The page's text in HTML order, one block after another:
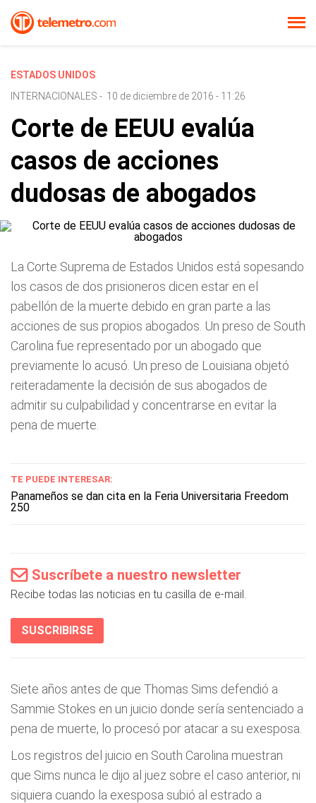
ESTADOS UNIDOS
INTERNACIONALES - 10 de diciembre de 2016 - 11:26
Corte de EEUU evalúa
casos de acciones
dudosas de abogados
La Corte Suprema de Estados Unidos está sopesando
los casos de dos prisioneros dicen estar en el
pabellón de la muerte debido en gran parte a las
acciones de sus propios abogados. Un preso de South
Carolina fue representado por un abogado que
previamente lo acusó. Un preso de Louisiana objetó
reiteradamente la decisión de sus abogados de
admitir su culpabilidad y concentrarse en evitar la
pena de muerte.
TE PUEDE INTERESAR:
Panameños se dan cita en la Feria Universitaria Freedom
250
Suscríbete a nuestro newsletter
Recibe todas las noticias en tu casilla de e-mail.
SUSCRIBIRSE
Siete años antes de que Thomas Sims defendió a
Sammie Stokes en un juicio donde sería sentenciado a
pena de muerte, lo procesó por atacar a su exesposa.
Los registros del juicio en South Carolina muestran
que Sims nunca le dijo al juez sobre el caso anterior, ni
siquiera cuando la exesposa subió al estrado a